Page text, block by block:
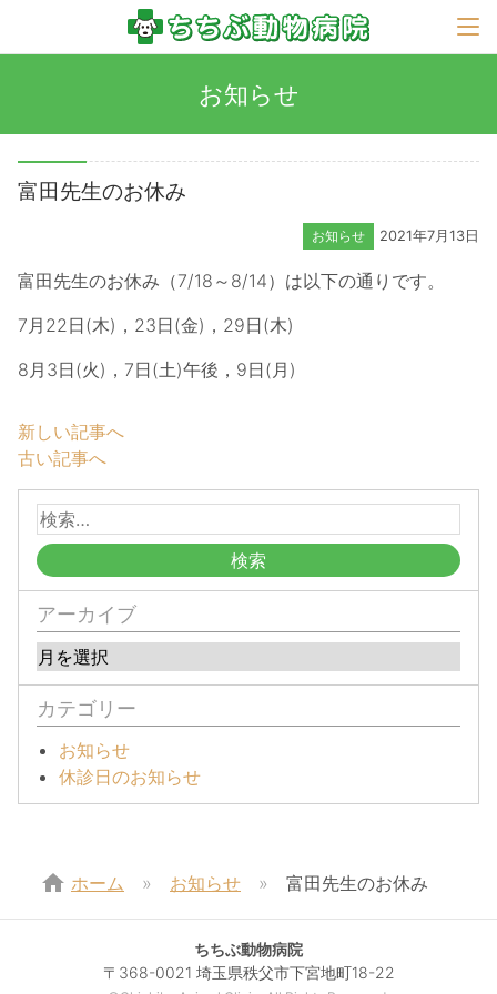
お知らせ
富田先生のお休み
お知らせ 2021年7月13日
富田先生のお休み（7/18～8/14）は以下の通りです。
7月22日(木)，23日(金)，29日(木)
8月3日(火)，7日(土)午後，9日(月)
新しい記事へ
古い記事へ
アーカイブ
カテゴリー
お知らせ
休診日のお知らせ
home ホーム お知らせ 富田先生のお休み
ちちぶ動物病院
〒368-0021 埼玉県秩父市下宮地町18-22